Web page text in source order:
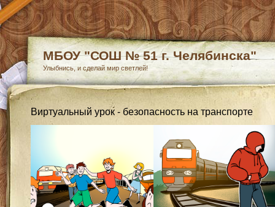
МБОУ "СОШ № 51 г. Челябинска"
Улыбнись, и сделай мир светлей!
Виртуальный урок - безопасность на транспорте